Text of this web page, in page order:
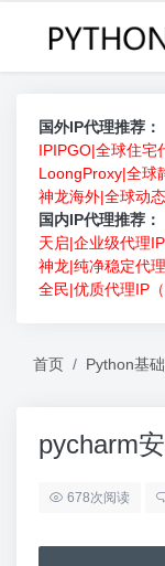
国外IP代理推荐：
IPIPGO|全球住宅
LoongProxy|全球
神龙海外|全球动
国内IP代理推荐：
天启|企业级代理
神龙|纯净稳定代
全民|优质代理IP
首页 Python基
pycharm
678次阅读